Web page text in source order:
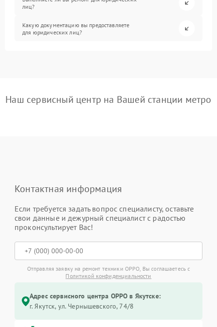
лиц?
Какую документацию вы предоставляете
для юридических лиц?
Наш сервисный центр на Вашей станции метро
Контактная информация
Если требуется задать вопрос специалисту, оставьте
свои данные и дежурный специалист с радостью
проконсультирует Вас!
Отправляя заявку на ремонт техники OPPO, Вы соглашаетесь с
Политикой конфиденциальности
Адрес сервисного центра OPPO в Якутске:
г. Якутск, ул. Чернышевского, 74/8